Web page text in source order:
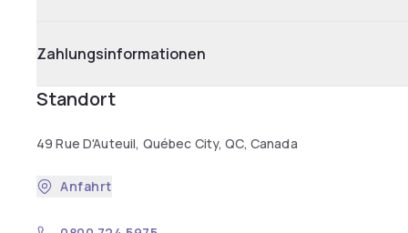
Zahlungsinformationen
Standort
49 Rue D'Auteuil, Québec City, QC, Canada
Anfahrt